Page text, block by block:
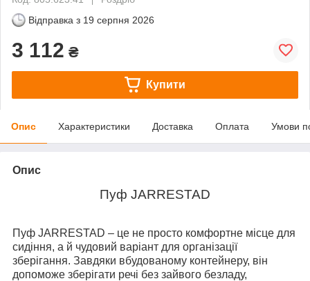
Відправка з 19 серпня 2026
3 112 ₴
Купити
Опис Характеристики Доставка Оплата Умови
Опис
Пуф JARRESTAD
Пуф JARRESTAD – це не просто комфортне місце для
сидіння, а й чудовий варіант для організації
зберігання. Завдяки вбудованому контейнеру, він
допоможе зберігати речі без зайвого безладу,